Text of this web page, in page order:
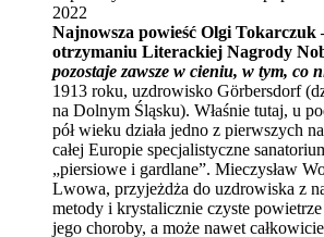
2022
Najnowsza powieść Olgi Tokarczuk
otrzymaniu Literackiej Nagrody
pozostaje zawsze w cieniu, w tym, co
1913 roku, uzdrowisko Görbersdorf
na Dolnym Śląsku). Właśnie tutaj, u
pół wieku działa jedno z pierwszych
całej Europie specjalistyczne
„piersiowe i gardlane”. Mieczysław
Lwowa, przyjeżdża do uzdrowiska z
metody i krystalicznie czyste
jego choroby, a może nawet